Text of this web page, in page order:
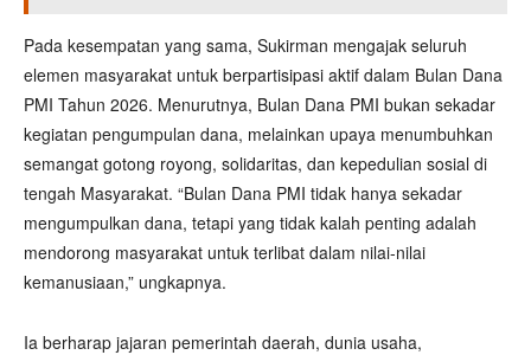
Pada kesempatan yang sama, Sukirman mengajak seluruh
elemen masyarakat untuk berpartisipasi aktif dalam Bulan Dana
PMI Tahun 2026. Menurutnya, Bulan Dana PMI bukan sekadar
kegiatan pengumpulan dana, melainkan upaya menumbuhkan
semangat gotong royong, solidaritas, dan kepedulian sosial di
tengah Masyarakat. “Bulan Dana PMI tidak hanya sekadar
mengumpulkan dana, tetapi yang tidak kalah penting adalah
mendorong masyarakat untuk terlibat dalam nilai-nilai
kemanusiaan,” ungkapnya.
Ia berharap jajaran pemerintah daerah, dunia usaha,